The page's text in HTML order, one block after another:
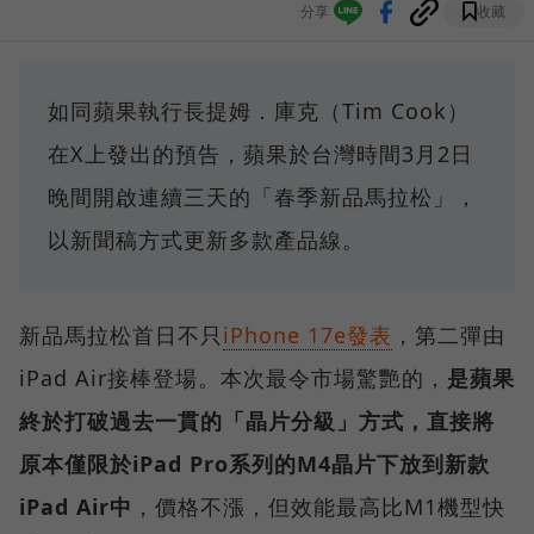
分享 收藏
如同蘋果執行長提姆．庫克（Tim Cook）
在X上發出的預告，蘋果於台灣時間3月2日
晚間開啟連續三天的「春季新品馬拉松」，
以新聞稿方式更新多款產品線。
新品馬拉松首日不只 iPhone 17e發表 ，第二彈由
iPad Air接棒登場。本次最令市場驚艷的， 是蘋果
終於打破過去一貫的「晶片分級」方式，直接將
原本僅限於iPad Pro系列的M4晶片下放到新款
iPad Air中 ，價格不漲，但效能最高比M1機型快